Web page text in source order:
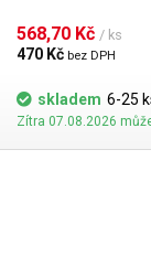
zvětšovacím sklem
minimálně jedna
568,70 Kč / ks
470 Kč bez DPH
skladem 6-25
Zítra 07.08.2026